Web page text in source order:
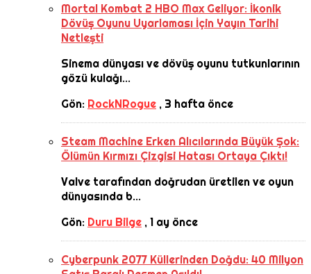
Mortal Kombat 2 HBO Max Geliyor: İkonik
Dövüş Oyunu Uyarlaması İçin Yayın Tarihi
Netleşti
Sinema dünyası ve dövüş oyunu tutkunlarının
gözü kulağı...
Gön: RockNRogue , 3 hafta önce
Steam Machine Erken Alıcılarında Büyük Şok:
Ölümün Kırmızı Çizgisi Hatası Ortaya Çıktı!
Valve tarafından doğrudan üretilen ve oyun
dünyasında b...
Gön: Duru Bilge ,1 ay önce
Cyberpunk 2077 Küllerinden Doğdu: 40 Milyon